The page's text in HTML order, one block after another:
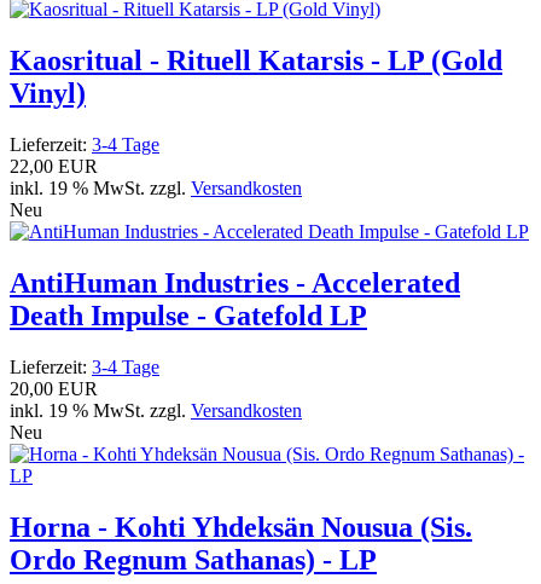
Kaosritual - Rituell Katarsis - LP (Gold
Vinyl)
Lieferzeit: 3-4 Tage
22,00 EUR
inkl. 19 % MwSt. zzgl. Versandkosten
Neu
AntiHuman Industries - Accelerated
Death Impulse - Gatefold LP
Lieferzeit: 3-4 Tage
20,00 EUR
inkl. 19 % MwSt. zzgl. Versandkosten
Neu
Horna - Kohti Yhdeksän Nousua (Sis.
Ordo Regnum Sathanas) - LP